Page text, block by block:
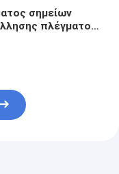
σημείων
πλέγματος